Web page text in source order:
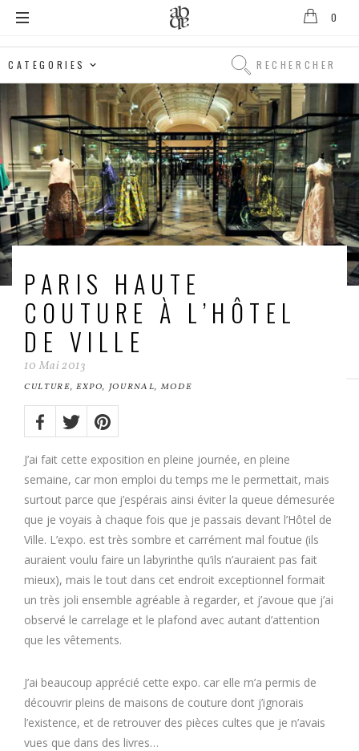
D'Anthenay
0
Rechercher
Rechercher
PARIS HAUTE
COUTURE À L’HÔTEL
DE VILLE
10 Mai2013
CULTURE, EXPO, JOURNAL,MODE
Share
on:Facebook
TwitterPinterest
J’ai fait cette exposition en pleine journée, en pleine
semaine, car mon emploi du temps me le permettait, mais
surtout parce que j’espérais ainsi éviter la queue démesurée
que je voyais à chaque fois que je passais devant l’Hôtel de
Ville. L’expo. est très sombre et carrément mal foutue (ils
auraient voulu faire un labyrinthe qu’ils n’auraient pas fait
mieux), mais le tout dans cet endroit exceptionnel formait
un très joli ensemble agréable à regarder, et j’avoue que j’ai
observé le carrelage et le plafond avec autant d’attention
que les vêtements.
J’ai beaucoup apprécié cette expo. car elle m’a permis de
découvrir pleins de maisons de couture dont j’ignorais
l’existence, et de retrouver des pièces cultes que je n’avais
vues que dans des livres…